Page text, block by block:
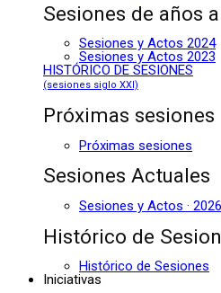
Sesiones de años
Sesiones y Actos 2024
Sesiones y Actos 2023
HISTÓRICO DE SESIONES
(sesiones siglo XXI)
Próximas sesiones
Próximas sesiones
Sesiones Actuales
Sesiones y Actos · 2026
Histórico de
Histórico de Sesiones
Iniciativas